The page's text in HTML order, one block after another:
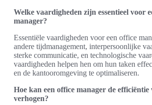
Welke vaardigheden zijn essentieel voor
manager?
Essentiële vaardigheden voor een office
andere tijdmanagement, interpersoonlijke
sterke communicatie, en technologische
vaardigheden helpen hen om hun taken
en de kantooromgeving te optimaliseren.
Hoe kan een office manager de
verhogen?